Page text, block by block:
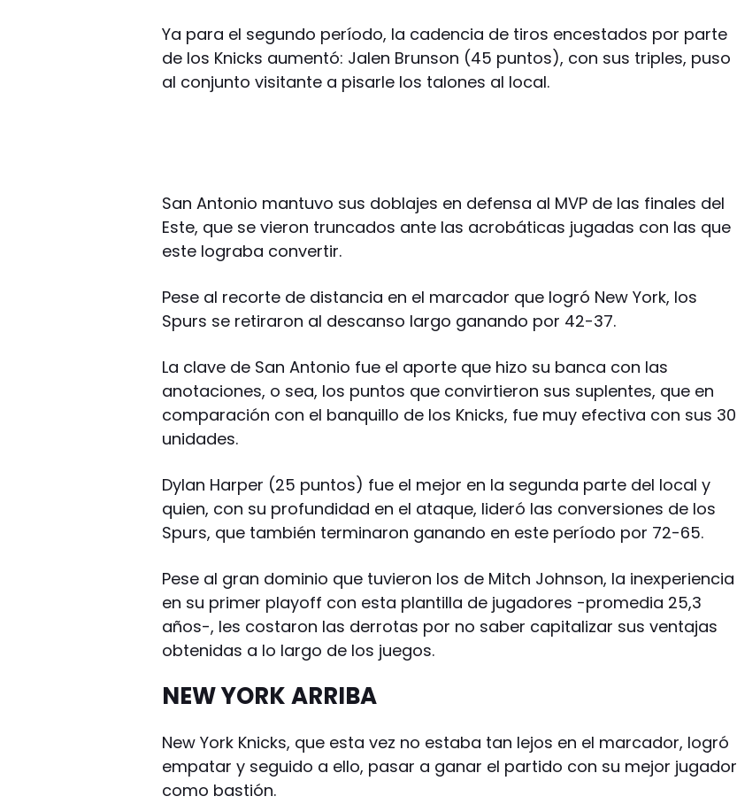
Ya para el segundo período, la cadencia de tiros encestados por parte
de los Knicks aumentó: Jalen Brunson (45 puntos), con sus triples, puso
al conjunto visitante a pisarle los talones al local.
San Antonio mantuvo sus doblajes en defensa al MVP de las finales del
Este, que se vieron truncados ante las acrobáticas jugadas con las que
este lograba convertir.
Pese al recorte de distancia en el marcador que logró New York, los
Spurs se retiraron al descanso largo ganando por 42-37.
La clave de San Antonio fue el aporte que hizo su banca con las
anotaciones, o sea, los puntos que convirtieron sus suplentes, que en
comparación con el banquillo de los Knicks, fue muy efectiva con sus 30
unidades.
Dylan Harper (25 puntos) fue el mejor en la segunda parte del local y
quien, con su profundidad en el ataque, lideró las conversiones de los
Spurs, que también terminaron ganando en este período por 72-65.
Pese al gran dominio que tuvieron los de Mitch Johnson, la inexperiencia
en su primer playoff con esta plantilla de jugadores -promedia 25,3
años-, les costaron las derrotas por no saber capitalizar sus ventajas
obtenidas a lo largo de los juegos.
NEW YORK ARRIBA
New York Knicks, que esta vez no estaba tan lejos en el marcador, logró
empatar y seguido a ello, pasar a ganar el partido con su mejor jugador
como bastión.